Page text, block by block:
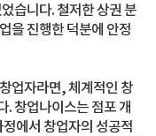
습니다. 철저한 상권 분
을 진행한 덕분에 안정
업자라면, 체계적인 창
. 창업나이스는 점포 개
에서 창업자의 성공적